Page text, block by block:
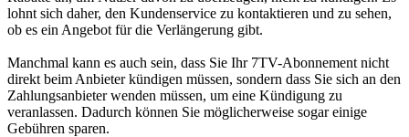
lohnt sich daher, den Kundenservice zu kontaktieren und zu sehen,
ob es ein Angebot für die Verlängerung gibt.
Manchmal kann es auch sein, dass Sie Ihr 7TV-Abonnement nicht
direkt beim Anbieter kündigen müssen, sondern dass Sie sich an den
Zahlungsanbieter wenden müssen, um eine Kündigung zu
veranlassen. Dadurch können Sie möglicherweise sogar einige
Gebühren sparen.